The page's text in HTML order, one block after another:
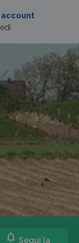
notifications Segui la